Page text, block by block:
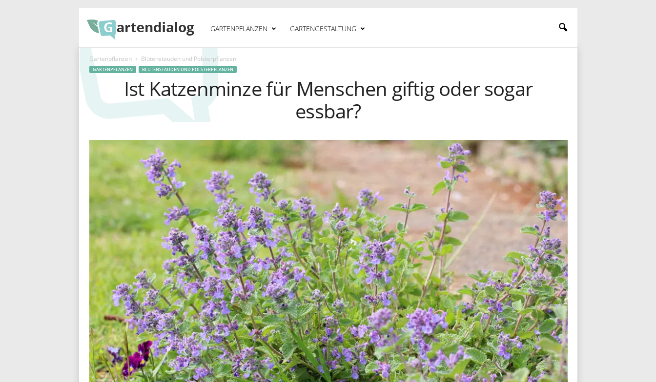
a
e
n
d
i
a
l
GARTENPFLANZEN GARTENGESTALTUNG
Gartenpflanzen Blütenstauden und Polsterpflanzen
GARTENPFLANZEN BLÜTENSTAUDEN UND POLSTERPFLANZEN
Ist Katzenminze für Menschen giftig oder sogar
essbar?